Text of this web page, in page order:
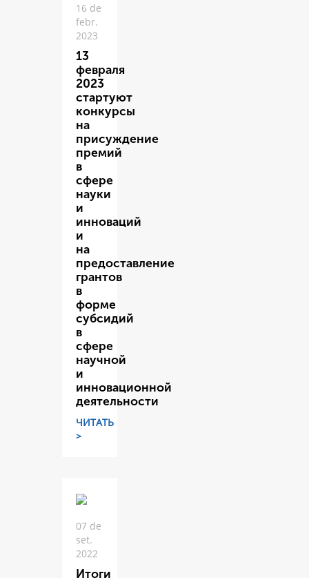
16 de
febr.
2023
13
февраля
2023
стартуют
конкурсы
на
присуждение
премий
в
сфере
науки
и
инноваций
и
на
предоставление
грантов
в
форме
субсидий
в
сфере
научной
и
инновационной
деятельности
ЧИТАТЬ
>
07 de
set.
2022
Итоги